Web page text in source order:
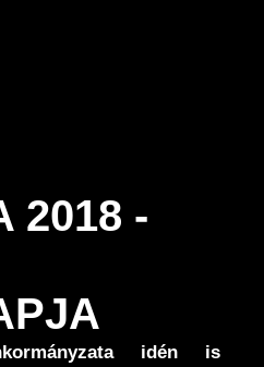
2018 -
idén is